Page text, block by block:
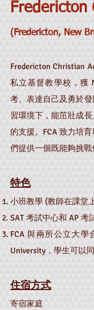
Fredericton
(Fredericton, New
Fredericton Christian
私立基督教學校，獲
考、表達自己及勇於
習環境下，能茁壯成
的支援。FCA 致力培
們提供一個既能夠挑戰
特色
小班教學 (教師在課堂
SAT 考試中心和 AP 考
FCA 與兩所公立大學
University，學生可以
住宿方式
寄宿家庭